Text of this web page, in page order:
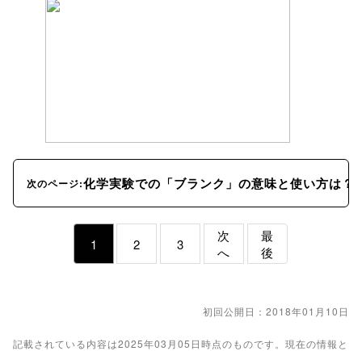
次のページ:化学実験での「ブランク」の意味と使い方は？
1 2 3
次
へ
最
後
初回公開日：2018年01月10日
記載されている内容は2025年03月05日時点のものです。現在の情報と